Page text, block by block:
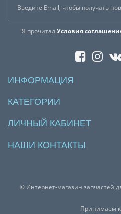
Я прочитал Условия
ИНФОРМАЦИЯ
КАТЕГОРИИ
ЛИЧНЫЙ КАБИНЕТ
НАШИ КОНТАКТЫ
© Интернет-магазин запчастей
Принимаем к